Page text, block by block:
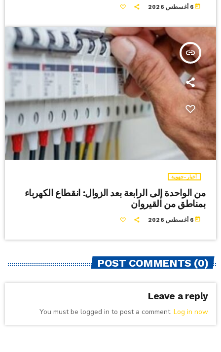
today 6 أغسطس 2026
insert_link
أخبار-جهوية
من الواحدة إلى الرابعة بعد الزوال: انقطاع الكهرباء
بمناطق من القيروان
today 6 أغسطس 2026
POST COMMENTS (0)
Leave a reply
You must be logged in to post a comment. Log in now